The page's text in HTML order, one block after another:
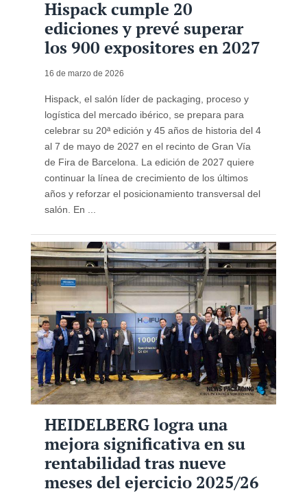
Hispack cumple 20
ediciones y prevé superar
los 900 expositores en 2027
16 de marzo de 2026
Hispack, el salón líder de packaging, proceso y
logística del mercado ibérico, se prepara para
celebrar su 20ª edición y 45 años de historia del 4
al 7 de mayo de 2027 en el recinto de Gran Vía
de Fira de Barcelona. La edición de 2027 quiere
continuar la línea de crecimiento de los últimos
años y reforzar el posicionamiento transversal del
salón. En ...
HEIDELBERG logra una
mejora significativa en su
rentabilidad tras nueve
meses del ejercicio 2025/26